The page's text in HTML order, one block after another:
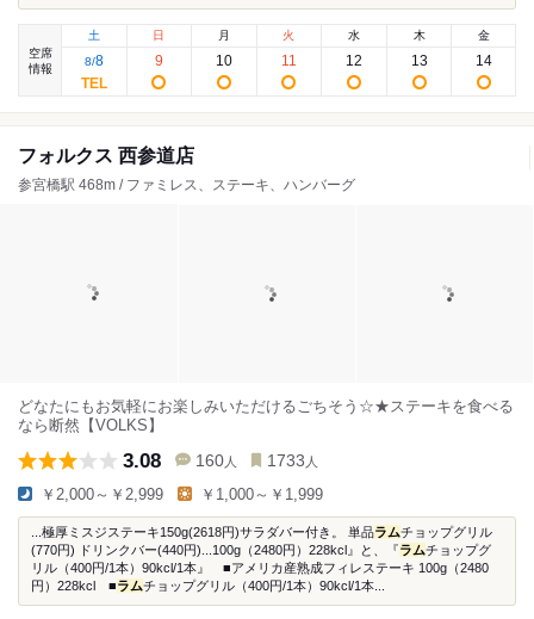
空席
情報
土
8/8
日
9
月
10
火
11
水
12
木
13
金
14
フォルクス 西参道店
参宮橋駅 468m / ファミレス、ステーキ、ハンバーグ
どなたにもお気軽にお楽しみいただけるごちそう☆★ステーキを食べる
なら断然【VOLKS】
3.08 160 人 1733 人
￥2,000～￥2,999 ￥1,000～￥1,999
...極厚ミスジステーキ150g(2618円)サラダバー付き。 単品ラムチョップグリル
(770円) ドリンクバー(440円)...100g（2480円）228kcl』と、『ラムチョップグ
リル（400円/1本）90kcl/1本』 ■アメリカ産熟成フィレステーキ 100g（2480
円）228kcl ■ラムチョップグリル（400円/1本）90kcl/1本...